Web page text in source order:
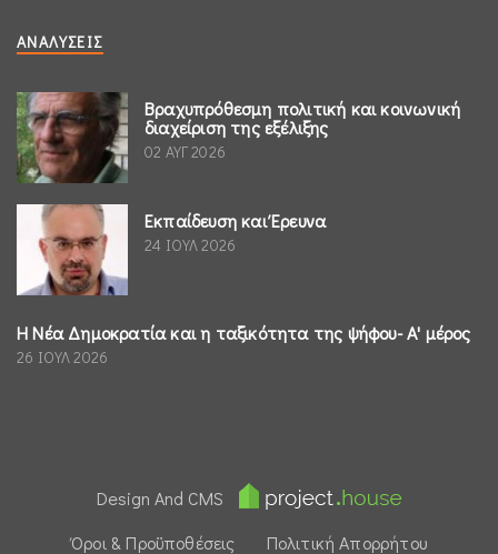
ΑΝΑΛΎΣΕΙΣ
Βραχυπρόθεσμη πολιτική και κοινωνική
διαχείριση της εξέλιξης
02 ΑΥΓ 2026
Εκπαίδευση και Έρευνα
24 ΙΟΥΛ 2026
Η Νέα Δημοκρατία και η ταξικότητα της ψήφου- Α' μέρος
26 ΙΟΥΛ 2026
Design And CMS
Όροι & Προϋποθέσεις
Πολιτική Απορρήτου